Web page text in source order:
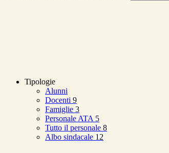
Tipologie
Alunni
Docenti 9
Famiglie 3
Personale ATA 5
Tutto il personale 8
Albo sindacale 12